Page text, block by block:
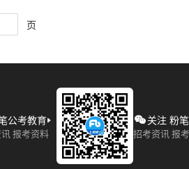
页
公考教育
报考资料
关注 粉
招考资讯 报